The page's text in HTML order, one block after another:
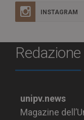
INSTAGRAM
Redazione
unipv.news
Magazine